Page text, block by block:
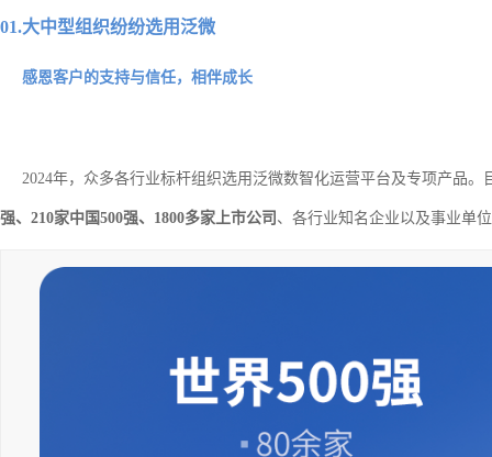
01.大中型组织纷纷选用泛微
感恩客户的支持与信任，相伴成长
2024年，众多各行业标杆组织选用泛微数智化运营平台及专项产品。
强、210家中国500强、1800多家上市公司 、各行业知名企业以及事业单